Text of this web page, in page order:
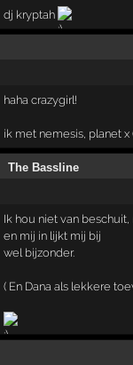
dj kryptah
haha crazygirl!
ik met nemesis, planet
The Bassline
Ik hou niet van
en mij in lijkt mij bij
wel bijzonder.
( En Dana als lekkere